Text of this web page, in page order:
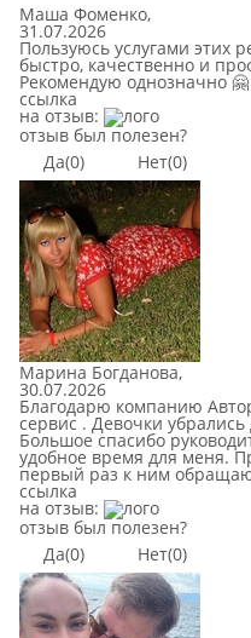
Маша Фоменко,
31.07.2026
Пользуюсь услугами этих
быстро, качественно и
Рекомендую однозначно 🤗
cсылка
на отзыв:
отзыв был полезен?
Да(0) Нет(0)
Марина Богданова,
30.07.2026
Благодарю компанию
сервис . Девочки
Большое спасибо
удобное время для меня.
первый раз к ним
cсылка
на отзыв:
отзыв был полезен?
Да(0) Нет(0)